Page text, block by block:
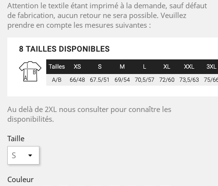
Attention le textile étant imprimé à la demande, sauf défaut
de fabrication, aucun retour ne sera possible. Veuillez
prendre en compte les mesures suivantes :
Au delà de 2XL nous consulter pour connaître les
disponibilités.
Taille
Couleur